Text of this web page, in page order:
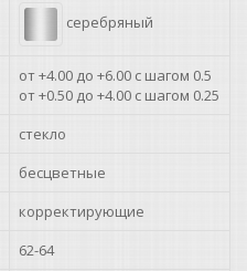
серебряный
от +4.00 до +6.00 с шагом 0.5
от +0.50 до +4.00 с шагом 0.25
стекло
бесцветные
корректирующие
62-64